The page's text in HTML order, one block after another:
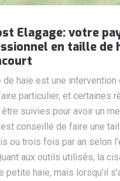
Elagage: votre
en taille de
de haie est une intervention
particulier, et certaines
suivies pour avoir un
conseillé de faire une
ou trois fois par an selon
aux outils utilisés, la
petite haie, mais lorsqu'il